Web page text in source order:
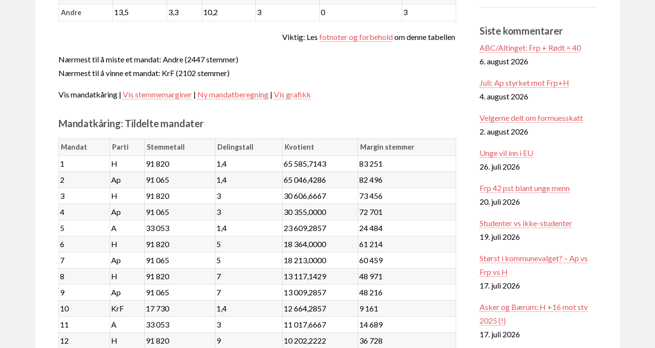
Andre 13,5 3,3 10,2 3 0 3
Viktig: Les fotnoter og forbeholdom denne tabellen
Nærmest til å miste et mandat: Andre (2447 stemmer)
Nærmest til å vinne et mandat: KrF (2102 stemmer)
Vis mandatkåring | Vis stemmemarginer | Ny mandatberegning | Vis grafikk
Mandatkåring: Tildelte mandater
Mandat Parti Stemmetall Delingstall Kvotient Margin stemmer
1 H 91 820 1,4 65 585,7143
83 251
2
Ap 91 065 1,4 65 046,4286
82 496
3
H 91 820 3 30 606,6667
73 456
4
Ap 91 065 3 30 355,0000
72 701
5
A 33 053 1,4 23 609,2857
24 484
6
H 91 820 5 18 364,0000
61 214
7
Ap 91 065 5 18 213,0000
60 459
8
H 91 820 7 13 117,1429
48 971
9
Ap 91 065 7 13 009,2857
48 216
10
KrF 17 730 1,4 12 664,2857
9 161
11
A 33 053 3 11 017,6667
14 689
12
H 91 820 9 10 202,2222
36 728
Siste kommentarer
ABC/Altinget: Frp + Rødt = 40
6. august 2026
Juli: Ap styrket mot Frp+H
4. august 2026
Velgerne delt om formuesskatt
2. august 2026
Unge vil inn i EU
26. juli 2026
Frp 42 pst blant unge menn
20. juli 2026
Studenter vs ikke-studenter
19. juli 2026
Størst i kommunevalget? – Ap vs
Frp vs H
17. juli 2026
Asker og Bærum: H +16 mot stv
2025 (!)
17. juli 2026